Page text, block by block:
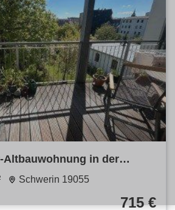
Altbauwohnung in der
Schwerin 19055
715 €